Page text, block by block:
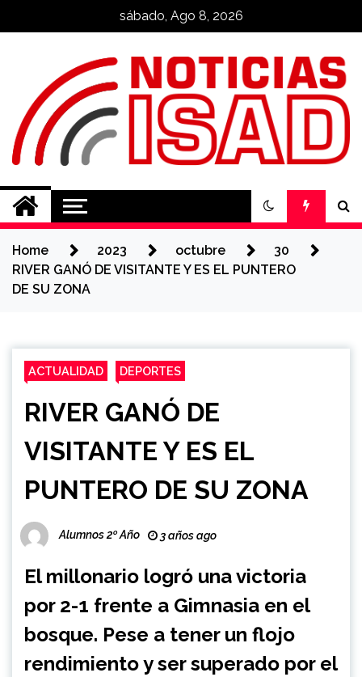
sábado, Ago 8, 2026
Noticias ISAD
REALIZADO POR NUESTROS
Home 2023 octubre
30
RIVER GANÓ DE VISITANTE Y ES EL PUNTERO
DE SU ZONA
ACTUALIDAD DEPORTES
RIVER GANÓ DE
VISITANTE Y ES EL
PUNTERO DE SU ZONA
Alumnos 2º Año 3 años ago
El millonario logró una victoria
por 2-1 frente a Gimnasia en el
bosque. Pese a tener un flojo
rendimiento y ser superado por el